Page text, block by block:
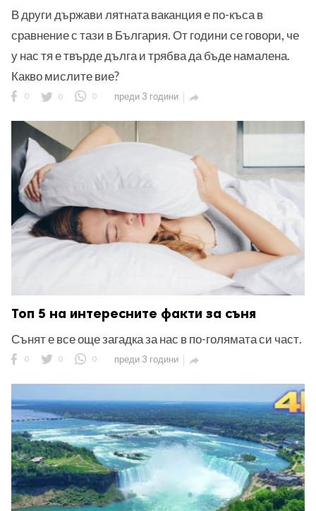
В други държави лятната ваканция е по-къса в
сравнение с тази в България. От години се говори, че
у нас тя е твърде дълга и трябва да бъде намалена.
Какво мислите вие?
0 0 0 преди 3 години 
Топ 5 на интересните факти за съня
Сънят е все още загадка за нас в по-голямата си част.
0 0 0 преди 3 години 